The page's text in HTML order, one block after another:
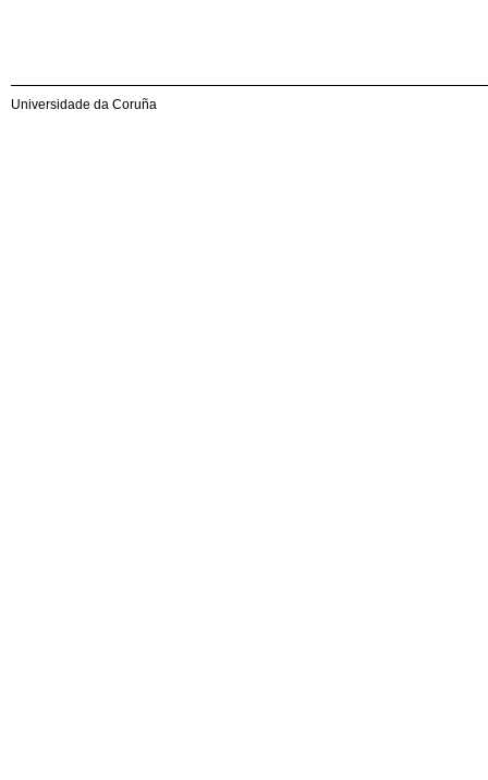
Universidade da Coruña